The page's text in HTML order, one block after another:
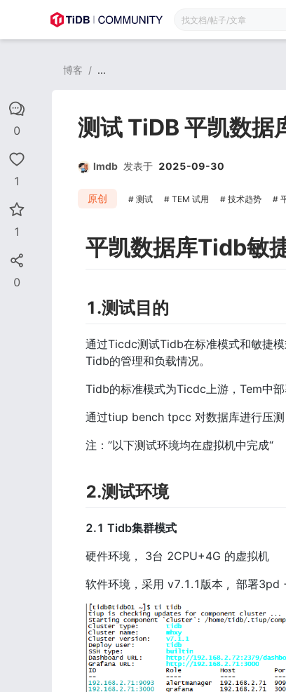
0
1
1
0
博客 / ...
测试 TiDB 平凯数据
lmdb 发表于 2025-09-30
原创 测试 TEM 试用 技术趋势
平凯数据库Tidb敏
1.测试目的
通过Ticdc测试Tidb在标准模式和敏捷
Tidb的管理和负载情况。
Tidb的标准模式为Ticdc上游，Tem中
通过tiup bench tpcc 对数据库进行压测
注：”以下测试环境均在虚拟机中完成“
2.测试环境
2.1 Tidb集群模式
硬件环境， 3台 2CPU+4G 的虚拟机
软件环境，采用 v7.1.1版本 ,  部署